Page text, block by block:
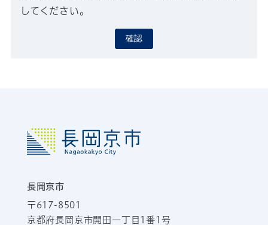
してください。
確認
長岡京市
〒617-8501
京都府長岡京市開田一丁目1番1号